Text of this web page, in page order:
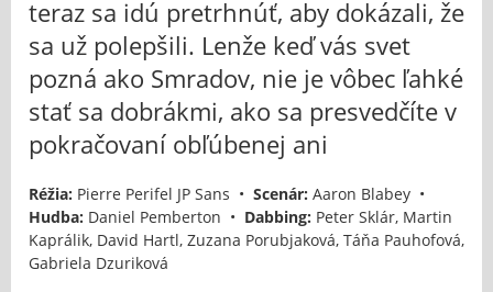
teraz sa idú pretrhnúť, aby dokázali, že
sa už polepšili. Lenže keď vás svet
pozná ako Smradov, nie je vôbec ľahké
stať sa dobrákmi, ako sa presvedčíte v
pokračovaní obľúbenej ani
Réžia: Pierre Perifel JP Sans • Scenár: Aaron Blabey •
Hudba: Daniel Pemberton • Dabbing: Peter Sklár, Martin
Kaprálik, David Hartl, Zuzana Porubjaková, Táňa Pauhofová,
Gabriela Dzuriková